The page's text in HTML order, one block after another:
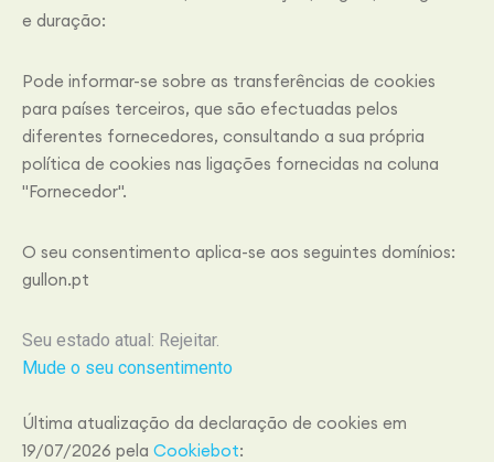
e duração:
Pode informar-se sobre as transferências de cookies
para países terceiros, que são efectuadas pelos
diferentes fornecedores, consultando a sua própria
política de cookies nas ligações fornecidas na coluna
"Fornecedor".
O seu consentimento aplica-se aos seguintes domínios:
gullon.pt
Seu estado atual: Rejeitar.
Mude o seu consentimento
Última atualização da declaração de cookies em
19/07/2026 pela Cookiebot: